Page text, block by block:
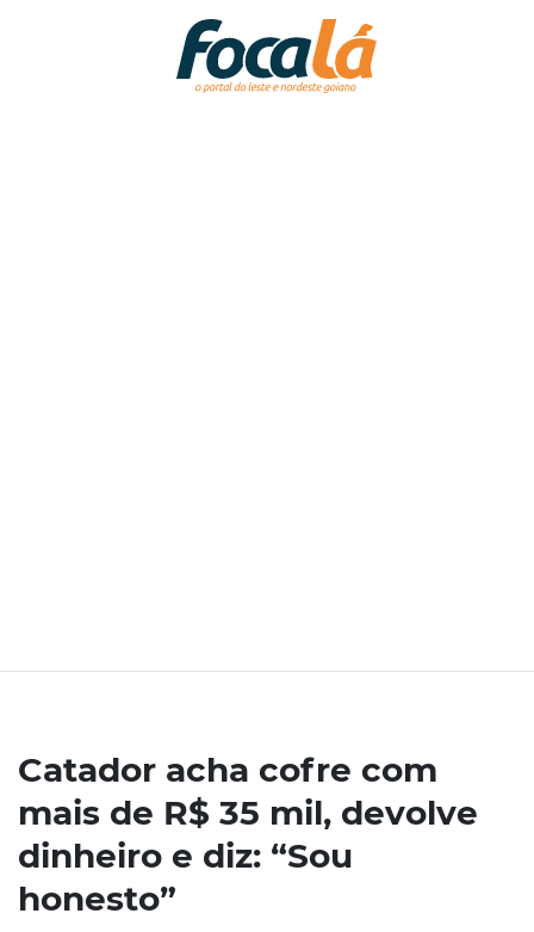
Catador acha cofre com
mais de R$ 35 mil, devolve
dinheiro e diz: “Sou
honesto”